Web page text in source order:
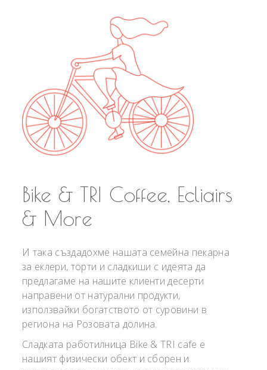
Bike & TRI Coffee, Ecliairs
& More
И така създадохме нашата семейна пекарна
за еклери, торти и сладкиши с идеята да
предлагаме на нашите клиенти десерти
направени от натурални продукти,
използвайки богатството от суровини в
региона на Розовата долина.
Сладката работилница Bike & TRI cafe е
нашият физически обект и сборен и